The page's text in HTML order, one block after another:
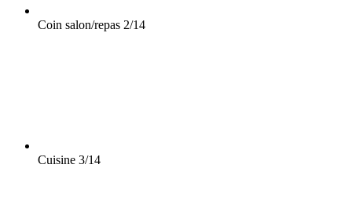
Coin salon/repas 2/14
Cuisine 3/14